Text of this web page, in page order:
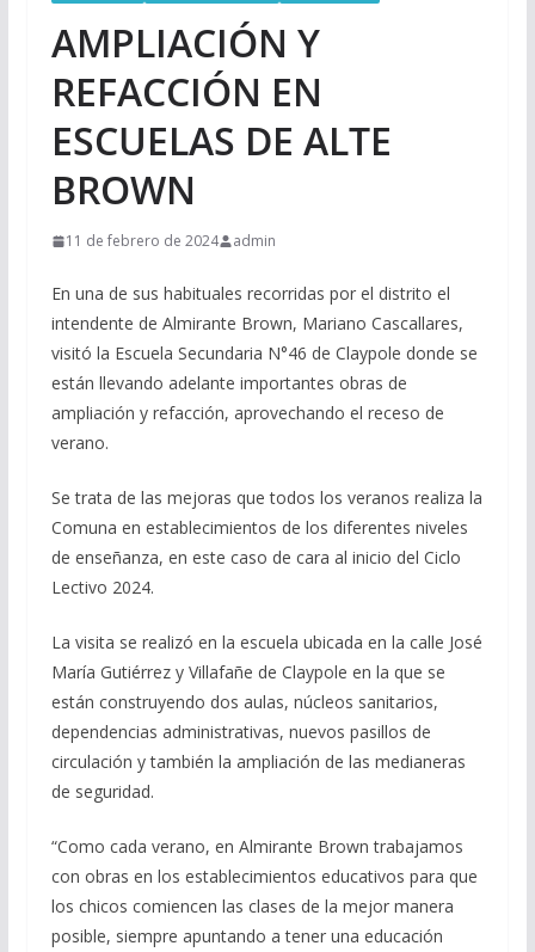
AMPLIACIÓN Y
REFACCIÓN EN
ESCUELAS DE ALTE
BROWN
11 de febrero de 2024 admin
En una de sus habituales recorridas por el distrito el
intendente de Almirante Brown, Mariano Cascallares,
visitó la Escuela Secundaria N°46 de Claypole donde se
están llevando adelante importantes obras de
ampliación y refacción, aprovechando el receso de
verano.
Se trata de las mejoras que todos los veranos realiza la
Comuna en establecimientos de los diferentes niveles
de enseñanza, en este caso de cara al inicio del Ciclo
Lectivo 2024.
La visita se realizó en la escuela ubicada en la calle José
María Gutiérrez y Villafañe de Claypole en la que se
están construyendo dos aulas, núcleos sanitarios,
dependencias administrativas, nuevos pasillos de
circulación y también la ampliación de las medianeras
de seguridad.
“Como cada verano, en Almirante Brown trabajamos
con obras en los establecimientos educativos para que
los chicos comiencen las clases de la mejor manera
posible, siempre apuntando a tener una educación